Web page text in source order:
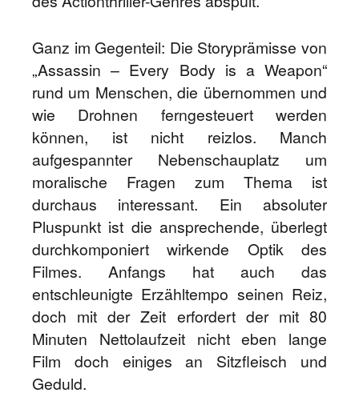
Ganz im Gegenteil: Die Storyprämisse von
„Assassin – Every Body is a Weapon“
rund um Menschen, die übernommen und
wie Drohnen ferngesteuert werden
können, ist nicht reizlos. Manch
aufgespannter Nebenschauplatz um
moralische Fragen zum Thema ist
durchaus interessant. Ein absoluter
Pluspunkt ist die ansprechende, überlegt
durchkomponiert wirkende Optik des
Filmes. Anfangs hat auch das
entschleunigte Erzähltempo seinen Reiz,
doch mit der Zeit erfordert der mit 80
Minuten Nettolaufzeit nicht eben lange
Film doch einiges an Sitzfleisch und
Geduld.